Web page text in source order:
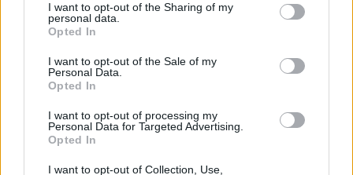
I want to opt-out of the Sharing of my
personal data.
Opted In
I want to opt-out of the Sale of my
Personal Data.
Opted In
I want to opt-out of processing my
Personal Data for Targeted Advertising.
Opted In
I want to opt-out of Collection, Use,
ΑΥΓ 1,2025
Moon – Τhe Green Lilac Park
Κυκλοφόρησε μόλις πριν πέντε μέρες, κι όμως το